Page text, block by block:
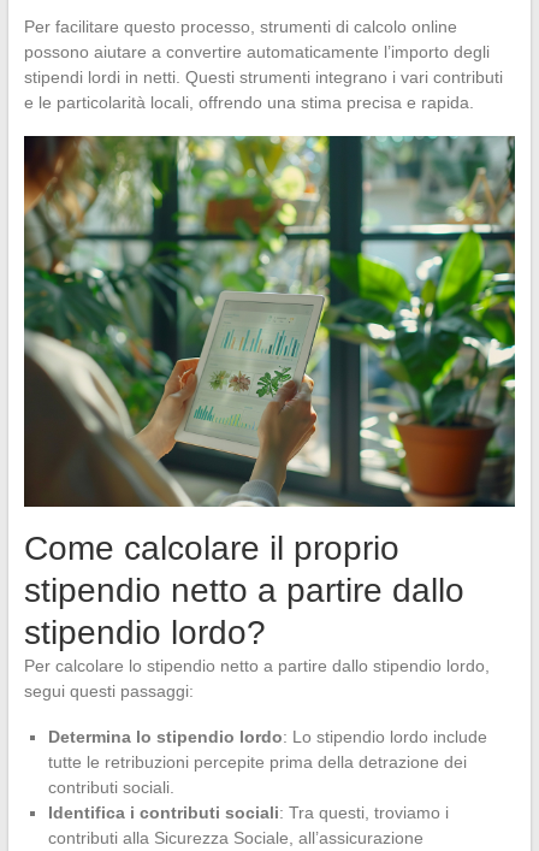
Per facilitare questo processo, strumenti di calcolo online
possono aiutare a convertire automaticamente l’importo degli
stipendi lordi in netti. Questi strumenti integrano i vari contributi
e le particolarità locali, offrendo una stima precisa e rapida.
Come calcolare il proprio
stipendio netto a partire dallo
stipendio lordo?
Per calcolare lo stipendio netto a partire dallo stipendio lordo,
segui questi passaggi:
Determina lo stipendio lordo: Lo stipendio lordo include
tutte le retribuzioni percepite prima della detrazione dei
contributi sociali.
Identifica i contributi sociali: Tra questi, troviamo i
contributi alla Sicurezza Sociale, all’assicurazione